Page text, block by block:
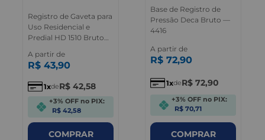
Registro de Gaveta para
Uso Residencial e
Predial HD 1510 Bruto
A partir de
R$ 43,90
1 deR$ 42,58
+3% OFF no PIX:
R$ 42,58
COMPRAR
Base de Registro de
Pressão Deca Bruto —
4416
A partir de
R$ 72,90
1 deR$ 72,90
+3% OFF no PIX:
R$ 70,71
COMPRAR